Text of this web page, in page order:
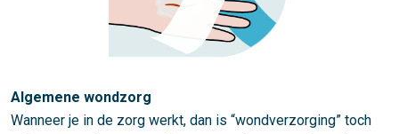
Algemene wondzorg
Wanneer je in de zorg werkt, dan is “wondverzorging” toch